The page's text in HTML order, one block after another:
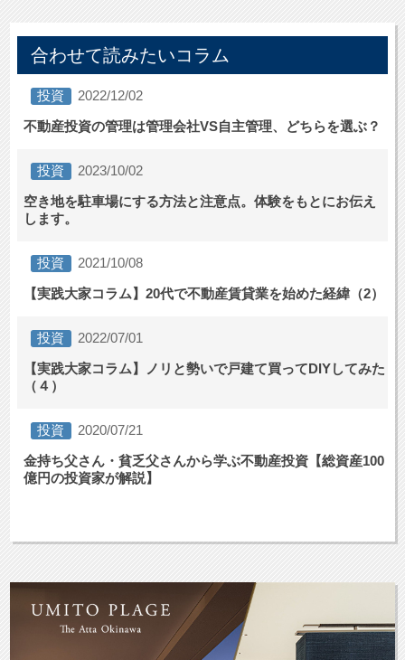
合わせて読みたいコラム
投資
2022/12/02
不動産投資の管理は管理会社VS自主管理、どちらを選ぶ？
投資
2023/10/02
空き地を駐車場にする方法と注意点。体験をもとにお伝え
します。
投資
2021/10/08
【実践大家コラム】20代で不動産賃貸業を始めた経緯（2）
投資
2022/07/01
【実践大家コラム】ノリと勢いで戸建て買ってDIYしてみた
（４）
投資
2020/07/21
金持ち父さん・貧乏父さんから学ぶ不動産投資【総資産100
億円の投資家が解説】